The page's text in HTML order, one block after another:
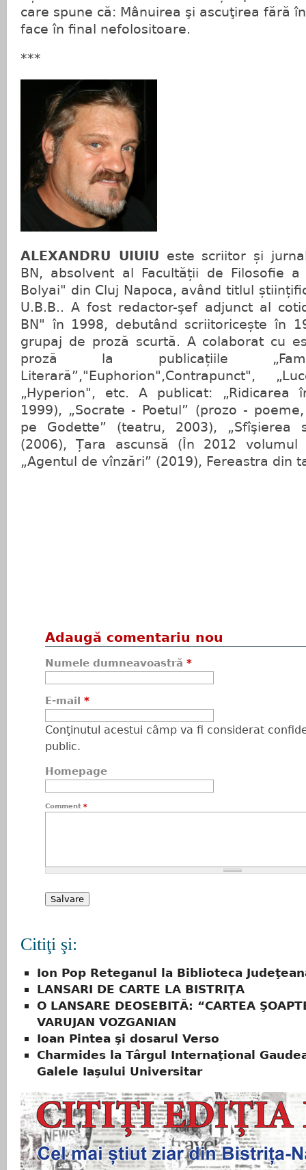
care spune că: Mânuirea şi ascuţirea fără
face în final nefolositoare.
***
ALEXANDRU UIUIU este scriitor și
BN, absolvent al Facultății de Filosofie a
Bolyai" din Cluj Napoca, având titlul
U.B.B.. A fost redactor-şef adjunct al
BN" în 1998, debutând scriitoricește în
grupaj de proză scurtă. A colaborat cu
proză la publicațiile
Literară”,"Euphorion",Contrapunct",
„Hyperion", etc. A publicat: „Ridicarea
1999), „Socrate - Poetul” (prozo -
pe Godette” (teatru, 2003), „Sfîşierea
(2006), Țara ascunsă (În 2012
„Agentul de vînzări” (2019), Fereastra din
Adaugă comentariu nou
Numele dumneavoastră *
E-mail *
Conţinutul acestui câmp va fi considerat
public.
Homepage
Comment *
Citiţi şi:
Ion Pop Reteganul la Biblioteca
LANSARI DE CARTE LA BISTRIŢA
O LANSARE DEOSEBITĂ: “CARTEA
VARUJAN VOZGANIAN
Ioan Pintea şi dosarul Verso
Charmides la Târgul Internaţional
Galele Iaşului Universitar